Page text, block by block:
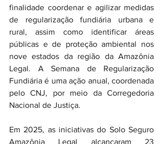
finalidade coordenar e agilizar medidas
de regularização fundiária urbana e
rural, assim como identificar áreas
públicas e de proteção ambiental nos
nove estados da região da Amazônia
Legal. A Semana de Regularização
Fundiária é uma ação anual, coordenada
pelo CNJ, por meio da Corregedoria
Nacional de Justiça.
Em 2025, as iniciativas do Solo Seguro
Amazônia Legal alcançaram 23